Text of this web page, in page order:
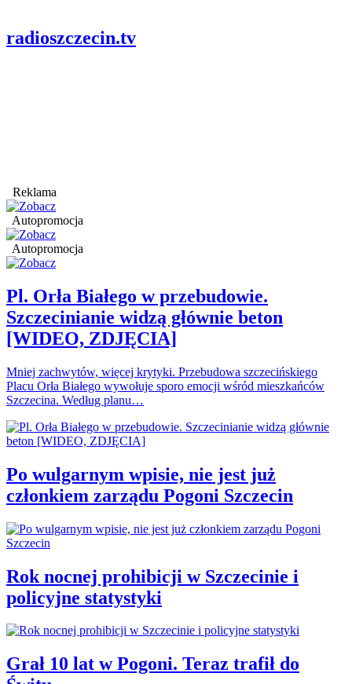
radioszczecin.tv
Reklama
Autopromocja
Autopromocja
Pl. Orła Białego w przebudowie.
Szczecinianie widzą głównie beton
[WIDEO, ZDJĘCIA]
Mniej zachwytów, więcej krytyki. Przebudowa szczecińskiego
Placu Orła Białego wywołuje sporo emocji wśród mieszkańców
Szczecina. Według planu…
Po wulgarnym wpisie, nie jest już
członkiem zarządu Pogoni Szczecin
Rok nocnej prohibicji w Szczecinie i
policyjne statystyki
Grał 10 lat w Pogoni. Teraz trafił do